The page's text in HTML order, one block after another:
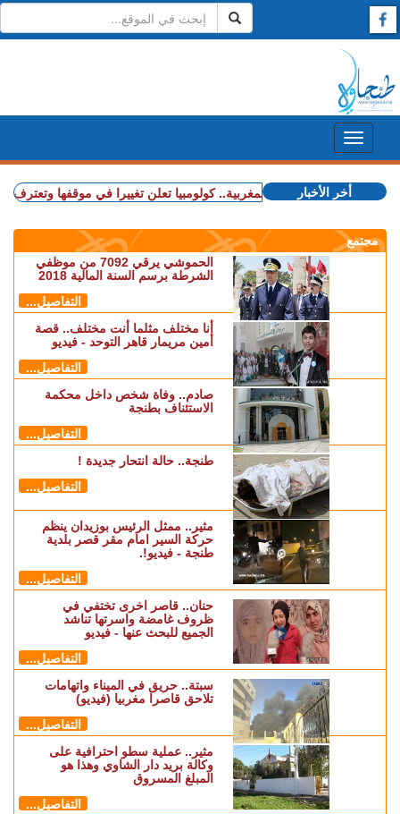
+ قضية الصحراء المغربية.. كولومبيا تعلن تغييرا في موقفها وتعترف
أخر الأخبار
مجتمع
الحموشي يرقي 7092 من موظفي
الشرطة برسم السنة المالية 2018
التفاصيل...
أنا مختلف مثلما أنت مختلف.. قصة
أمين مريمار قاهر التوحد - فيديو
التفاصيل...
صادم.. وفاة شخص داخل محكمة
الاستئناف بطنجة
التفاصيل...
طنجة.. حالة انتحار جديدة !
التفاصيل...
مثير.. ممثل الرئيس بوزيدان ينظم
حركة السير امام مقر قصر بلدية
طنجة - فيديو!.
التفاصيل...
حنان.. قاصر اخرى تختفي في
ظروف غامضة واسرتها تناشد
الجميع للبحث عنها - فيديو
التفاصيل...
سبتة.. حريق في الميناء واتهامات
تلاحق قاصرا مغربيا (فيديو)
التفاصيل...
مثير.. عملية سطو احترافية على
وكالة بريد دار الشاوي وهذا هو
المبلغ المسروق
التفاصيل...